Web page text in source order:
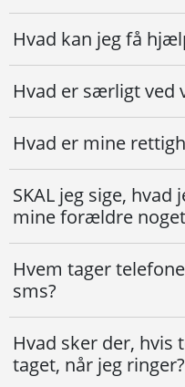
Hvad kan jeg få
Hvad er særligt ved
Hvad er mine
SKAL jeg sige, hvad
mine forældre
Hvem tager
sms?
Hvad sker der, hvis
taget, når jeg ringer?